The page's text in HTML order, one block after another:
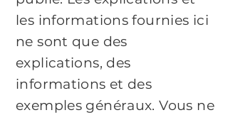
les informations fournies ici
ne sont que des
explications, des
informations et des
exemples généraux. Vous ne